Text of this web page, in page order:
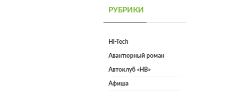
РУБРИКИ
Hi-Tech
Авантюрный роман
Автоклуб «НВ»
Афиша